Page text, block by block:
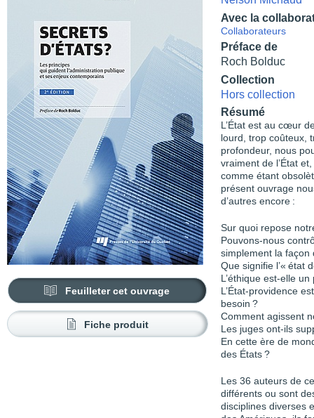
Feuilleter cet ouvrage
Fiche produit
Avec la
Collaborateurs
Préface de
Roch Bolduc
Collection
Hors collection
Résumé
L’État est au cœur
lourd, trop coûteux,
profondeur, nous
vraiment de l’État
comme étant
présent ouvrage
d’autres encore :
Sur quoi repose
Pouvons-nous
simplement la façon
Que signifie l’« état
L’éthique est-elle
L’État-providence
besoin ?
Comment agissent
Les juges ont-ils
En cette ère de
des États ?
Les 36 auteurs de
dif­férents ou sont
disciplines diverses